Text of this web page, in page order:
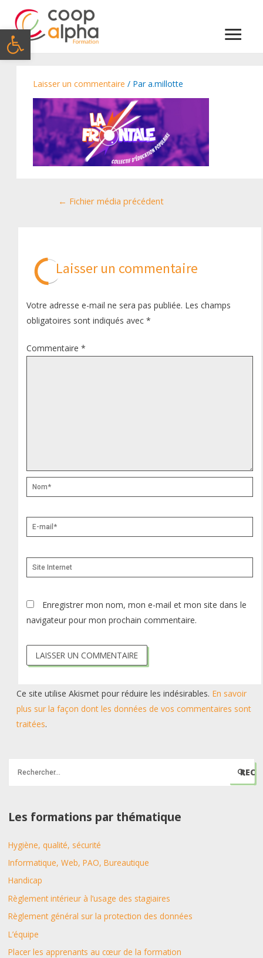
Ouvrir la barre d’outils
Menu
Laisser un commentaire / Para.millotte
Navigation
← Fichier média précédent
Laisser un commentaire
Votre adresse e-mail ne sera pas publiée. Les champs
obligatoires sont indiqués avec *
Commentaire *
Nom*
E-
mail*
Site
Internet
Enregistrer mon nom, mon e-mail et mon site dans le
navigateur pour mon prochain commentaire.
Ce site utilise Akismet pour réduire les indésirables. En savoir
plus sur la façon dont les données de vos commentaires sont
traitées.
h
r
c
h
:
Les formations par thématique
Hygiène, qualité, sécurité
Informatique, Web, PAO, Bureautique
Handicap
Règlement intérieur à l’usage des stagiaires
Règlement général sur la protection des données
L’équipe
Placer les apprenants au cœur de la formation